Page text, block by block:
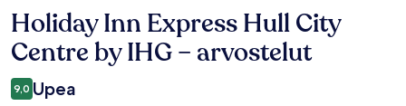
Arvostelut
Holiday Inn Express Hull City
Centre by IHG – arvostelut
9,0 Upea